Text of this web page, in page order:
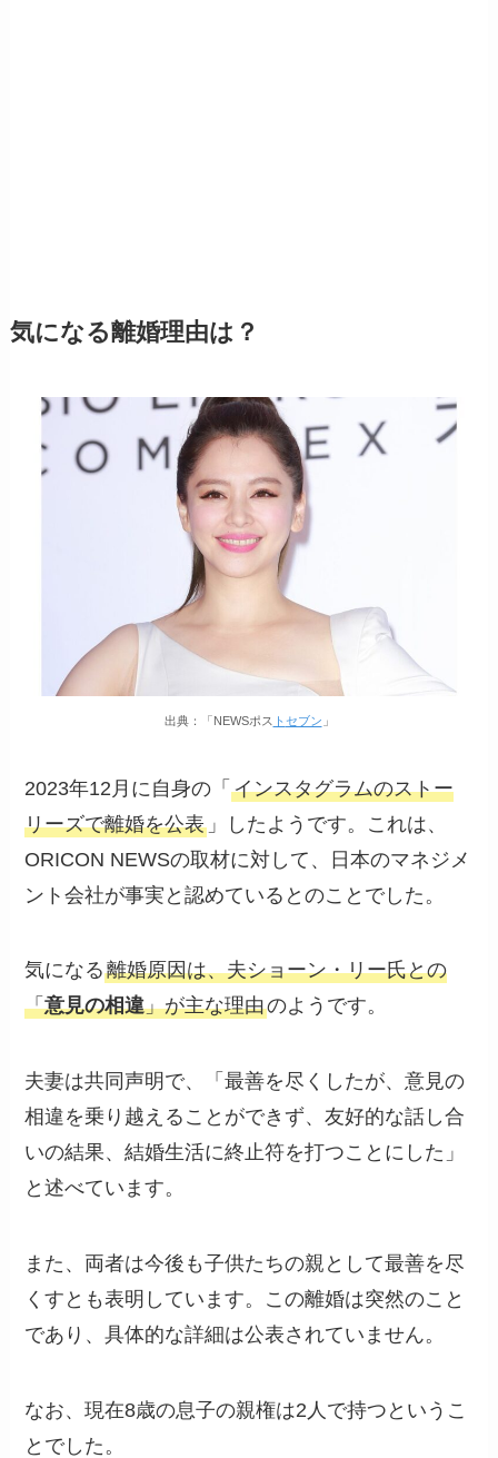
気になる離婚理由は？
出典：「NEWSポス トセブン 」
2023年12月に自身の「インスタグラムのストー
リーズで離婚を公表 」したようです。これは、
ORICON NEWSの取材に対して、日本のマネジメ
ント会社が事実と認めているとのことでした。
気になる離婚原因は、夫ショーン・リー氏との
「意見の相違」が主な理由のようです。
夫妻は共同声明で、「最善を尽くしたが、意見の
相違を乗り越えることができず、友好的な話し合
いの結果、結婚生活に終止符を打つことにした」
と述べています。
また、両者は今後も子供たちの親として最善を尽
くすとも表明しています。この離婚は突然のこと
であり、具体的な詳細は公表されていません。
なお、現在8歳の息子の親権は2人で持つというこ
とでした。